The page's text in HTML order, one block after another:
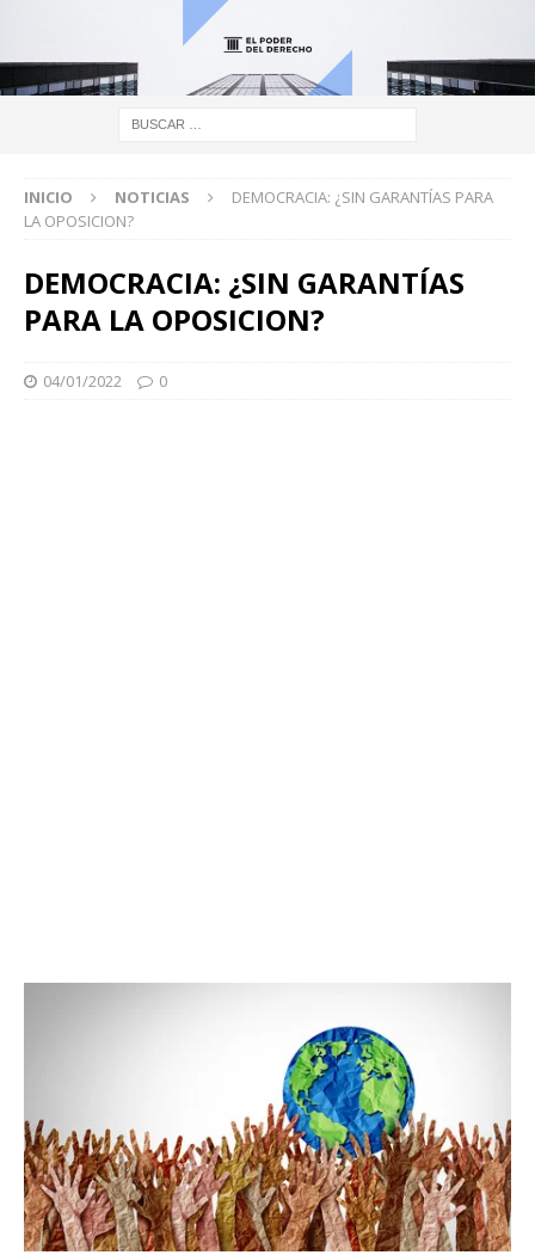
INICIO NOTICIAS
DEMOCRACIA: ¿SIN GARANTÍAS PARA
LA OPOSICION?
DEMOCRACIA: ¿SIN GARANTÍAS
PARA LA OPOSICION?
04/01/2022 0